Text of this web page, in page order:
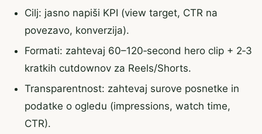
Cilj: jasno napiši KPI (view target, CTR na
povezavo, konverzija).
Formati: zahtevaj 60–120‑second hero clip + 2‑3
kratkih cutdownov za Reels/Shorts.
Transparentnost: zahtevaj surove posnetke in
podatke o ogledu (impressions, watch time,
CTR).